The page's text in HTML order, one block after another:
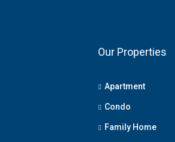
Our Properties
Apartment
Condo
Family Home